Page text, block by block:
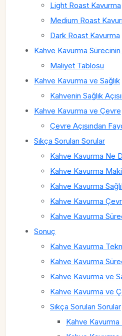
Light Roast Kavurma
Medium Roast
Dark Roast Kavurma
Kahve Kavurma
Maliyet Tablosu
Kahve Kavurma ve Sağlık
Kahvenin Sağlık
Kahve Kavurma ve Çevre
Çevre Açısından
Sıkça Sorulan Sorular
Kahve Kavurma Ne
Kahve Kavurma
Kahve Kavurma
Kahve Kavurma
Kahve Kavurma
Sonuç
Kahve Kavurma
Kahve Kavurma
Kahve Kavurma ve
Kahve Kavurma ve
Sıkça Sorulan Sorular
Kahve